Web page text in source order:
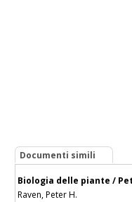
Documenti simili
Biologia delle piante /
Raven, Peter H.